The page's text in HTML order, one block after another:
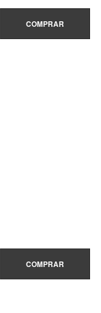
COMPRAR
COMPRAR